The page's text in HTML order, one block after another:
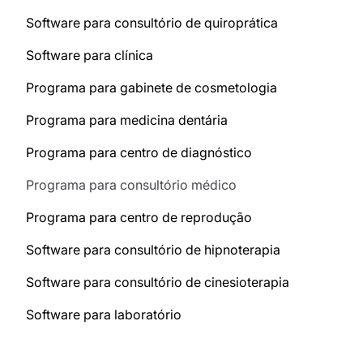
Software para consultório de quiroprática
Software para clínica
Programa para gabinete de cosmetologia
Programa para medicina dentária
Programa para centro de diagnóstico
Programa para consultório médico
Programa para centro de reprodução
Software para consultório de hipnoterapia
Software para consultório de cinesioterapia
Software para laboratório